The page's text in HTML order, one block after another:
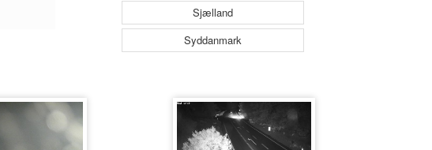
Sjælland
Syddanmark